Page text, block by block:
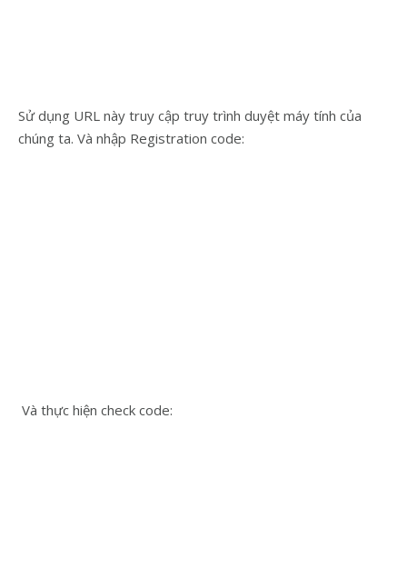
Sử dụng URL này truy cập truy trình duyệt máy tính của
chúng ta. Và nhập Registration code:
Và thực hiện check code: